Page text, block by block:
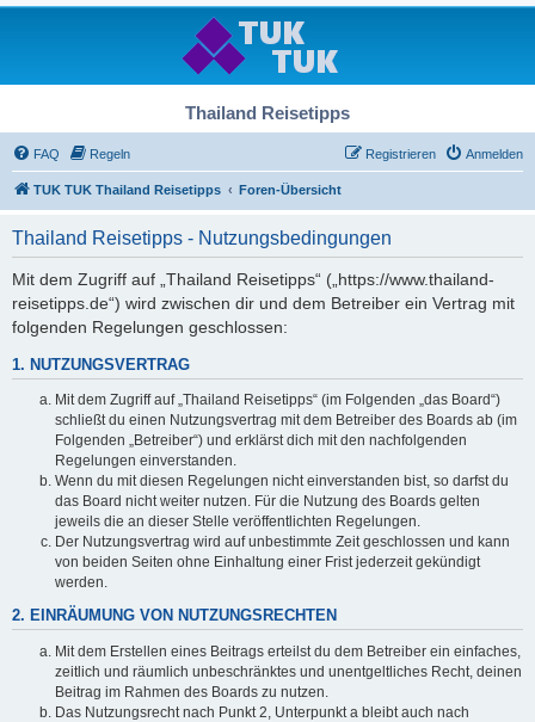
Thailand Reisetipps
FAQ Regeln Anmelden
Registrieren
TUK TUK Thailand Reisetipps Foren-Übersicht
Thailand Reisetipps - Nutzungsbedingungen
Mit dem Zugriff auf „Thailand Reisetipps“ („https://www.thailand-
reisetipps.de“) wird zwischen dir und dem Betreiber ein Vertrag mit
folgenden Regelungen geschlossen:
1. NUTZUNGSVERTRAG
Mit dem Zugriff auf „Thailand Reisetipps“ (im Folgenden „das Board“)
schließt du einen Nutzungsvertrag mit dem Betreiber des Boards ab (im
Folgenden „Betreiber“) und erklärst dich mit den nachfolgenden
Regelungen einverstanden.
Wenn du mit diesen Regelungen nicht einverstanden bist, so darfst du
das Board nicht weiter nutzen. Für die Nutzung des Boards gelten
jeweils die an dieser Stelle veröffentlichten Regelungen.
Der Nutzungsvertrag wird auf unbestimmte Zeit geschlossen und kann
von beiden Seiten ohne Einhaltung einer Frist jederzeit gekündigt
werden.
2. EINRÄUMUNG VON NUTZUNGSRECHTEN
Mit dem Erstellen eines Beitrags erteilst du dem Betreiber ein einfaches,
zeitlich und räumlich unbeschränktes und unentgeltliches Recht, deinen
Beitrag im Rahmen des Boards zu nutzen.
Das Nutzungsrecht nach Punkt 2, Unterpunkt a bleibt auch nach